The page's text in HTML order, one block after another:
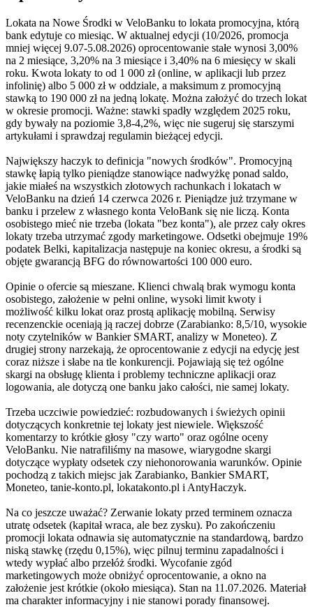
Lokata na Nowe Środki w VeloBanku to lokata promocyjna, którą
bank edytuje co miesiąc. W aktualnej edycji (10/2026, promocja
mniej więcej 9.07-5.08.2026) oprocentowanie stałe wynosi 3,00%
na 2 miesiące, 3,20% na 3 miesiące i 3,40% na 6 miesięcy w skali
roku. Kwota lokaty to od 1 000 zł (online, w aplikacji lub przez
infolinię) albo 5 000 zł w oddziale, a maksimum z promocyjną
stawką to 190 000 zł na jedną lokatę. Można założyć do trzech lokat
w okresie promocji. Ważne: stawki spadły względem 2025 roku,
gdy bywały na poziomie 3,8-4,2%, więc nie sugeruj się starszymi
artykułami i sprawdzaj regulamin bieżącej edycji.
Największy haczyk to definicja "nowych środków". Promocyjną
stawkę łapią tylko pieniądze stanowiące nadwyżkę ponad saldo,
jakie miałeś na wszystkich złotowych rachunkach i lokatach w
VeloBanku na dzień 14 czerwca 2026 r. Pieniądze już trzymane w
banku i przelew z własnego konta VeloBank się nie liczą. Konta
osobistego mieć nie trzeba (lokata "bez konta"), ale przez cały okres
lokaty trzeba utrzymać zgody marketingowe. Odsetki obejmuje 19%
podatek Belki, kapitalizacja następuje na koniec okresu, a środki są
objęte gwarancją BFG do równowartości 100 000 euro.
Opinie o ofercie są mieszane. Klienci chwalą brak wymogu konta
osobistego, założenie w pełni online, wysoki limit kwoty i
możliwość kilku lokat oraz prostą aplikację mobilną. Serwisy
recenzenckie oceniają ją raczej dobrze (Zarabianko: 8,5/10, wysokie
noty czytelników w Bankier SMART, analizy w Moneteo). Z
drugiej strony narzekają, że oprocentowanie z edycji na edycję jest
coraz niższe i słabe na tle konkurencji. Pojawiają się też ogólne
skargi na obsługę klienta i problemy techniczne aplikacji oraz
logowania, ale dotyczą one banku jako całości, nie samej lokaty.
Trzeba uczciwie powiedzieć: rozbudowanych i świeżych opinii
dotyczących konkretnie tej lokaty jest niewiele. Większość
komentarzy to krótkie głosy "czy warto" oraz ogólne oceny
VeloBanku. Nie natrafiliśmy na masowe, wiarygodne skargi
dotyczące wypłaty odsetek czy niehonorowania warunków. Opinie
pochodzą z takich miejsc jak Zarabianko, Bankier SMART,
Moneteo, tanie-konto.pl, lokatakonto.pl i AntyHaczyk.
Na co jeszcze uważać? Zerwanie lokaty przed terminem oznacza
utratę odsetek (kapitał wraca, ale bez zysku). Po zakończeniu
promocji lokata odnawia się automatycznie na standardową, bardzo
niską stawkę (rzędu 0,15%), więc pilnuj terminu zapadalności i
wtedy wypłać albo przełóż środki. Wycofanie zgód
marketingowych może obniżyć oprocentowanie, a okno na
założenie jest krótkie (około miesiąca). Stan na 11.07.2026. Materiał
ma charakter informacyjny i nie stanowi porady finansowej.